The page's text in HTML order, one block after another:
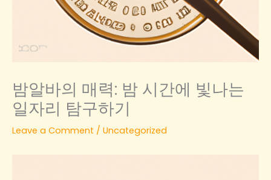
밤알바의 매력: 밤 시간에 빛나는
일자리 탐구하기
Leave a Comment / Uncategorized